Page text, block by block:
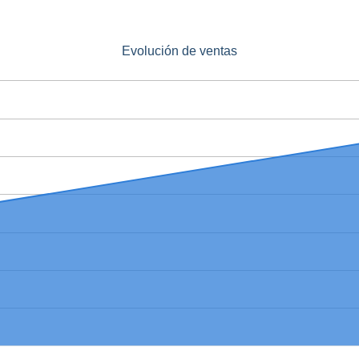
Evolución de ventas